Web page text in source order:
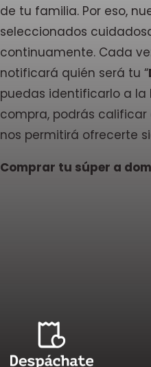
de tu familia. Por eso,
seleccionados
continuamente. Cada
notificará quién será tu “
puedas identificarlo a la
compra, podrás calificar
nos permitirá ofrecerte
Comprar tu súper a